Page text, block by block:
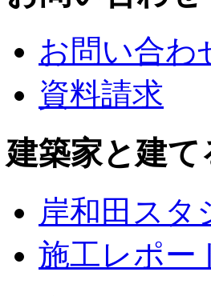
お問い合わ
資料請求
建築家と建て
岸和田スタ
施工レポー